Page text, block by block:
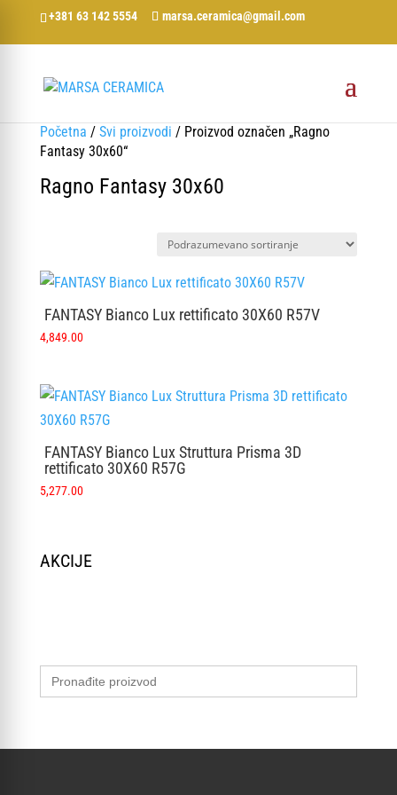
+381 63 142 5554 marsa.ceramica@gmail.com
Početna / Svi proizvodi / Proizvod označen „Ragno
Fantasy 30x60“
Ragno Fantasy 30x60
FANTASY Bianco Lux rettificato 30X60 R57V
4,849.00
FANTASY Bianco Lux Struttura Prisma 3D
rettificato 30X60 R57G
5,277.00
AKCIJE
Search
for: